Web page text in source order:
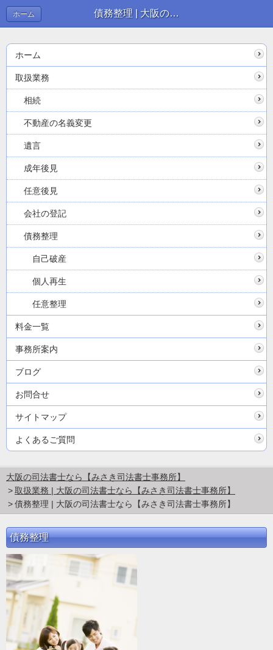
債務整理 | 大阪の司法書士なら【みさき司法書士事務所】
ホーム
ホーム
取扱業務
相続
不動産の名義変更
遺言
成年後見
任意後見
会社の登記
債務整理
自己破産
個人再生
任意整理
料金一覧
事務所案内
ブログ
お問合せ
サイトマップ
よくあるご質問
大阪の司法書士なら【みさき司法書士事務所】
取扱業務 | 大阪の司法書士なら【みさき司法書士事務所】
債務整理 | 大阪の司法書士なら【みさき司法書士事務所】
債務整理